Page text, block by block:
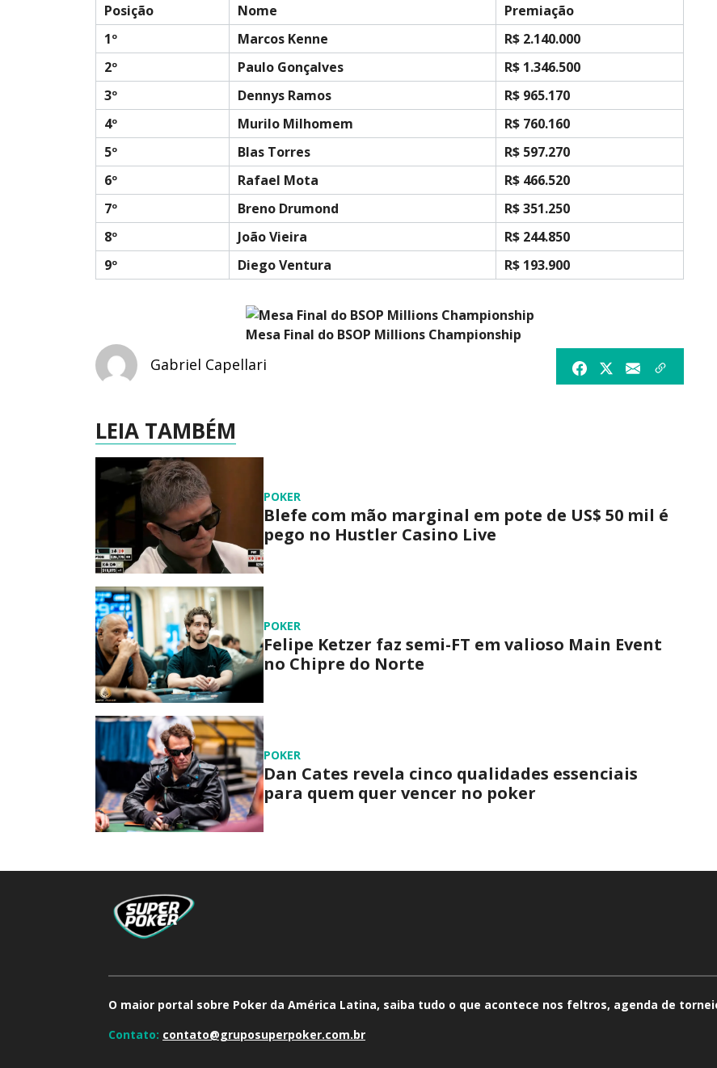
Posição Nome
Premiação
1º
Marcos Kenne
R$ 2.140.000
2º
Paulo Gonçalves
R$ 1.346.500
3º
Dennys Ramos
R$ 965.170
4º
Murilo Milhomem
R$ 760.160
5º
Blas Torres
R$ 597.270
6º
Rafael Mota
R$ 466.520
7º
Breno Drumond
R$ 351.250
8º
João Vieira
R$ 244.850
9º
Diego Ventura R$ 193.900
Mesa Final do BSOP Millions Championship
Gabriel Capellari
LEIA TAMBÉM
POKER
Blefe com mão marginal em pote de US$ 50 mil é
pego no Hustler Casino Live
POKER
Felipe Ketzer faz semi-FT em valioso Main Event
no Chipre do Norte
POKER
Dan Cates revela cinco qualidades essenciais
para quem quer vencer no poker
O maior portal sobre Poker da América Latina, saiba tudo o que acontece nos feltros, agenda de
Contato: contato@gruposuperpoker.com.br